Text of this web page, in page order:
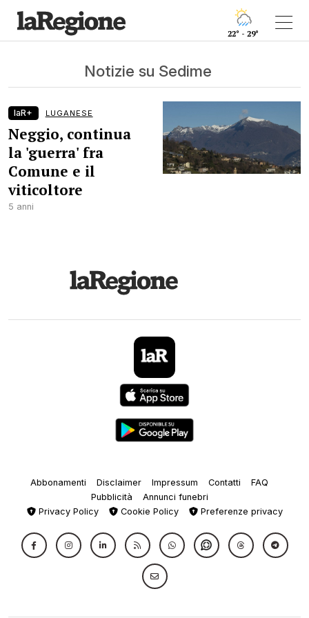
22° - 29°
Notizie su Sedime
laR+ LUGANESE
Neggio, continua
la 'guerra' fra
Comune e il
viticoltore
5 anni
Abbonamenti Disclaimer Impressum Contatti
FAQ
Pubblicità
Annunci funebri
Privacy Policy
Cookie Policy Preferenze privacy